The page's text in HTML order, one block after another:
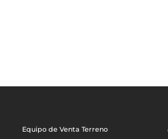
Equipo de Venta Terreno